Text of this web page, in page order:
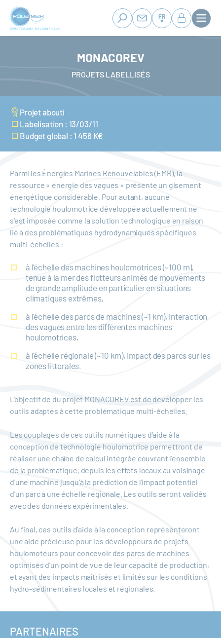
Panneau de gestion des cookies
Aller
contenu
FR
MONACOREV
PROJETS LABELLISÉS
Projet abouti
Labelisation : 13/03/11
Budget global : 1 456 K€
Parmi les Énergies Marines Renouvelables (EMR), la
ressource « énergie des vagues » présente un gisement
énergétique considérable. Pour autant, aucune
technologie houlomotrice développée actuellement ne
s'est imposée comme la solution technologique en raison
lié à des problématiques hydrodynamiques spécifiques
multi-échelles :
à l'échelle des machines houlomotrices (~100 m),
tenue à la mer des flotteurs animés de mouvements
de grande amplitude en particulier en situations
climatiques extrêmes,
à l'échelle des parcs de machines (~1 km), interaction
des vagues entre les différentes machines
houlomotrices,
à l'échelle régionale (~10 km), impact des parcs sur les
zones littorales.
L'objectif de du projet MONACOREV est de développer les
outils adaptés à cette problématique multi-échelles.
Les couplages de ces outils numériques d'aide à la
conception de technologie houlomotrice permettront de
réaliser une chaîne de calcul intégrée couvrant l'ensemble
de la problématique, depuis les effets locaux au voisinage
d'une machine jusqu'à la prédiction de l'impact potentiel
d'un parc à une échelle régionale. Les outils seront validés
avec des données expérimentales.
Au final, ces outils d'aide à la conception représenteront
une aide précieuse pour les développeurs de projets
houlomoteurs pour concevoir des parcs de machines
optimisés d'un point de vue de leur capacité de production,
et ayant des impacts maîtrisés et limités sur les conditions
hydro-sédimentaires locales et régionales.
PARTENAIRES